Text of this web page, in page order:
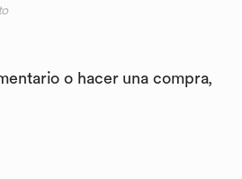
o hacer una compra,